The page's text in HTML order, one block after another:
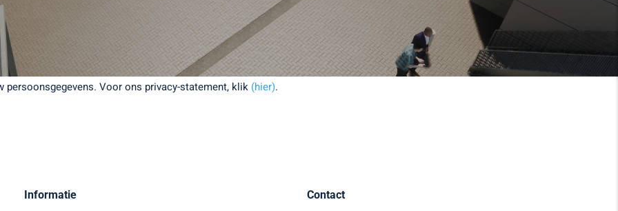
persoonsgegevens. Voor ons privacy-statement, klik (hier).
Informatie Contact